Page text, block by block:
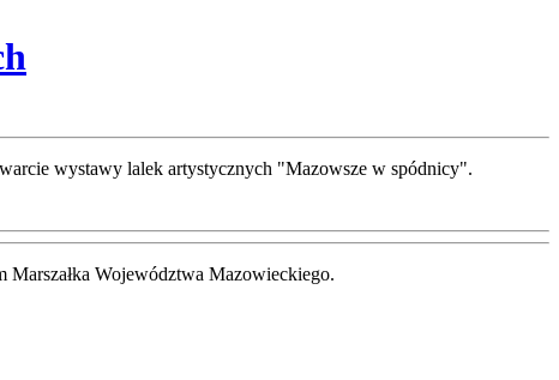
wystawy lalek artystycznych "Mazowsze w spódnicy".
Województwa Mazowieckiego.